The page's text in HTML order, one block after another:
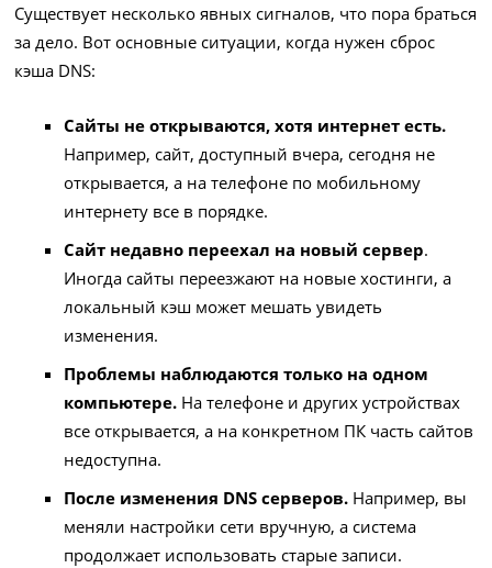
Существует несколько явных сигналов, что пора браться
за дело. Вот основные ситуации, когда нужен сброс
кэша DNS:
Сайты не открываются, хотя интернет есть.
Например, сайт, доступный вчера, сегодня не
открывается, а на телефоне по мобильному
интернету все в порядке.
Сайт недавно переехал на новый сервер.
Иногда сайты переезжают на новые хостинги, а
локальный кэш может мешать увидеть
изменения.
Проблемы наблюдаются только на одном
компьютере. На телефоне и других устройствах
все открывается, а на конкретном ПК часть сайтов
недоступна.
После изменения DNS серверов. Например, вы
меняли настройки сети вручную, а система
продолжает использовать старые записи.